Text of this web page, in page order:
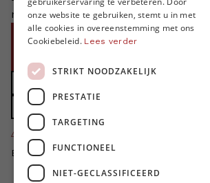
niet zonder jouw steun!
Doe een gift
Zet MO* in uw testament
4424
Bedankt voor jullie steun!
ENGLISH
onze website te gebruiken, stemt u in met
alle cookies in overeenstemming met ons
Cookiebeleid. Lees verder
STRIKT NOODZAKELIJK
PRESTATIE
TARGETING
FUNCTIONEEL
NIET-GECLASSIFICEERD